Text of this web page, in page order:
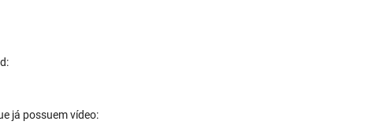
já possuem vídeo: